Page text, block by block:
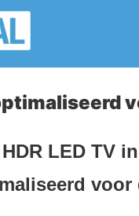
LED TV